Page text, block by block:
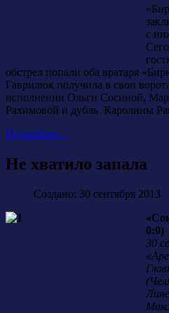
с
обстрел попали оба вратаря
Гаврилюк получила в свои
исполнении Ольги Сосиной,
Рахимовой и дубль Каролины
Подробнее...
Не хватило запала
Создано: 30 сентября 2013
0:0)
30